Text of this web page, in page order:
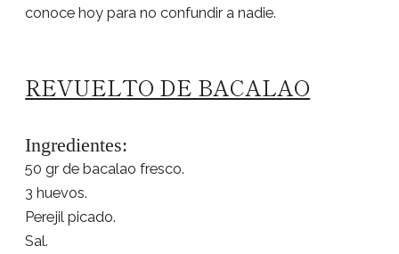
conoce hoy para no confundir a nadie.
REVUELTO DE BACALAO
Ingredientes:
50 gr de bacalao fresco.
3 huevos.
Perejil picado.
Sal.